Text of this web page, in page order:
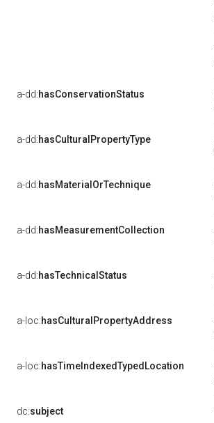
a-dd:hasConservationStatus
a-dd:hasCulturalPropertyType
a-dd:hasMaterialOrTechnique
a-dd:hasMeasurementCollection
a-dd:hasTechnicalStatus
a-loc:hasCulturalPropertyAddress
a-loc:hasTimeIndexedTypedLocation
dc:subject